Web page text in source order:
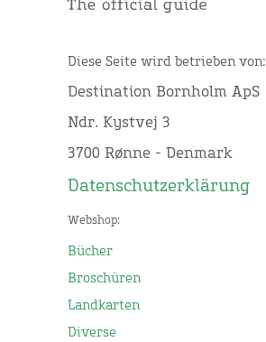
Diese Seite wird betrieben von:
Destination Bornholm ApS
Ndr. Kystvej 3
3700 Rønne - Denmark
Datenschutzerklärung
Webshop:
Bücher
Broschüren
Landkarten
Diverse